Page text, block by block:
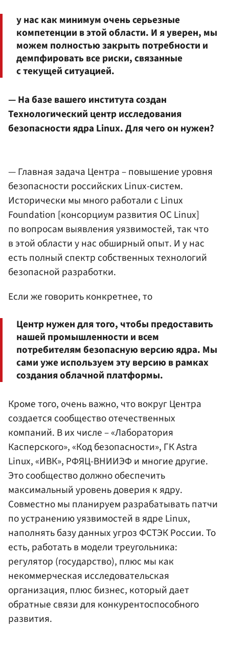
у нас как минимум очень серьезные
компетенции в этой области. И я уверен, мы
можем полностью закрыть потребности и
демпфировать все риски, связанные
с текущей ситуацией.
— На базе вашего института создан
Технологический центр исследования
безопасности ядра Linux. Для чего он нужен?
— Главная задача Центра – повышение уровня
безопасности российских Linux-систем.
Исторически мы много работали с Linux
Foundation [консорциум развития ОС Linux]
по вопросам выявления уязвимостей, так что
в этой области у нас обширный опыт. И у нас
есть полный спектр собственных технологий
безопасной разработки.
Если же говорить конкретнее, то
Центр нужен для того, чтобы предоставить
нашей промышленности и всем
потребителям безопасную версию ядра. Мы
сами уже используем эту версию в рамках
создания облачной платформы.
Кроме того, очень важно, что вокруг Центра
создается сообщество отечественных
компаний. В их числе – «Лаборатория
Касперского», «Код безопасности», ГК Astra
Linux, «ИВК», РФЯЦ-ВНИИЭФ и многие другие.
Это сообщество должно обеспечить
максимальный уровень доверия к ядру.
Совместно мы планируем разрабатывать патчи
по устранению уязвимостей в ядре Linux,
наполнять базу данных угроз ФСТЭК России. То
есть, работать в модели треугольника:
регулятор (государство), плюс мы как
некоммерческая исследовательская
организация, плюс бизнес, который дает
обратные связи для конкурентоспособного
развития.